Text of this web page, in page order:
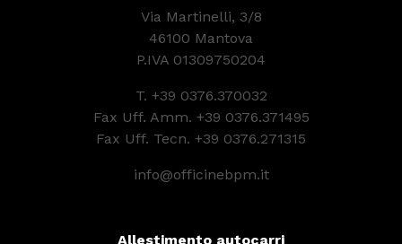
Via Martinelli, 3/8
46100 Mantova
P.IVA 01309750204
T. +39 0376.370032
Fax Uff. Amm. +39 0376.371495
Fax Uff. Tecn. +39 0376.271315
info@officinebpm.it
Allestimento autocarri